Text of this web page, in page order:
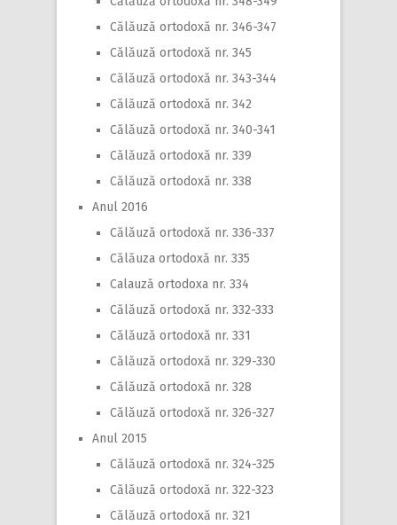
Călăuză ortodoxă nr. 346-347
Călăuză ortodoxă nr. 345
Călăuză ortodoxă nr. 343-344
Călăuză ortodoxă nr. 342
Călăuză ortodoxă nr. 340-341
Călăuză ortodoxă nr. 339
Călăuză ortodoxă nr. 338
Anul 2016
Călăuză ortodoxă nr. 336-337
Călăuza ortodoxă nr. 335
Calauză ortodoxa nr. 334
Călăuză ortodoxă nr. 332-333
Călăuză ortodoxă nr. 331
Călăuză ortodoxă nr. 329-330
Călăuză ortodoxă nr. 328
Călăuză ortodoxă nr. 326-327
Anul 2015
Călăuză ortodoxă nr. 324-325
Călăuză ortodoxă nr. 322-323
Călăuză ortodoxă nr. 321